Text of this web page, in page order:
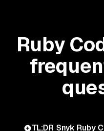
Ruby
TL;DR Snyk Ruby